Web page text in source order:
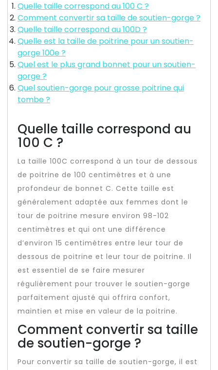
Quelle taille correspond au 100 C ?
Comment convertir sa taille de soutien-gorge ?
Quelle taille correspond au 100D ?
Quelle est la taille de poitrine pour un soutien-
gorge 100e ?
Quel est le plus grand bonnet pour un soutien-
gorge ?
Quel soutien-gorge pour grosse poitrine qui
tombe ?
Quelle taille correspond au
100 C ?
La taille 100C correspond à un tour de dessous
de poitrine de 100 centimètres et à une
profondeur de bonnet C. Cette taille est
généralement adaptée aux femmes dont le
tour de poitrine mesure environ 98-102
centimètres et qui ont une différence
d’environ 15 centimètres entre leur tour de
dessous de poitrine et leur tour de poitrine. Il
est essentiel de se faire mesurer
régulièrement pour trouver le soutien-gorge
parfaitement ajusté qui offrira confort,
maintien et mise en valeur de la poitrine.
Comment convertir sa taille
de soutien-gorge ?
Pour convertir sa taille de soutien-gorge, il est